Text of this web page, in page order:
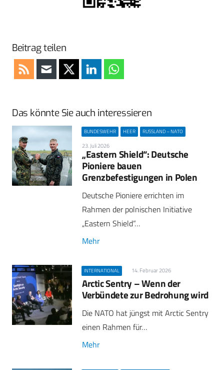
Beitrag teilen
Das könnte Sie auch interessieren
BUNDESWEHR HEER RUSSLAND – NATO
23. Juli 2026
„Eastern Shield“: Deutsche
Pioniere bauen
Grenzbefestigungen in Polen
Deutsche Pioniere errichten im
Rahmen der polnischen Initiative
„Eastern Shield“…
Mehr
INTERNATIONAL 14. Februar 2026
Arctic Sentry – Wenn der
Verbündete zur Bedrohung wird
Die NATO hat jüngst mit Arctic Sentry
einen Rahmen für…
Mehr